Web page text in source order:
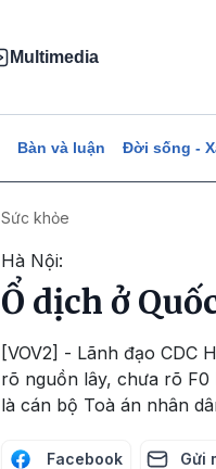
Multimedia
Bàn và luận Đời sống -
Sức khỏe
Hà Nội:
Ổ dịch ở
[VOV2] - Lãnh đạo CDC
rõ nguồn lây, chưa rõ F0
là cán bộ Toà án nhân
Facebook Gửi